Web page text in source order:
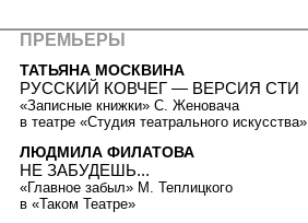
ПРЕМЬЕРЫ
ТАТЬЯНА МОСКВИНА
РУССКИЙ КОВЧЕГ — ВЕРСИЯ СТИ
«Записные книжки» С. Женовача
в театре «Студия театрального искусства»
ЛЮДМИЛА ФИЛАТОВА
НЕ ЗАБУДЕШЬ...
«Главное забыл» М. Теплицкого
в «Таком Театре»